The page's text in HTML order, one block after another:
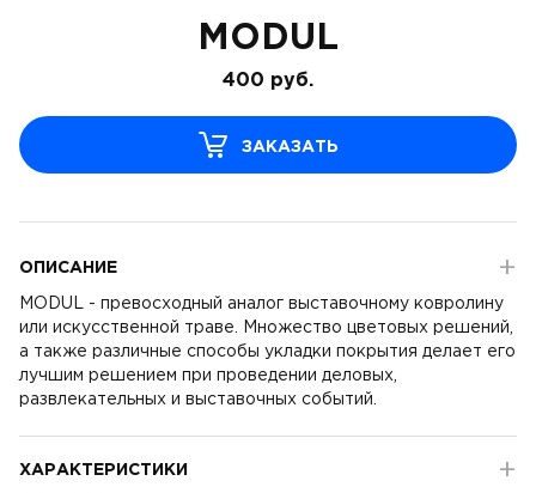
MODUL
400 руб.
ЗАКАЗАТЬ
ОПИСАНИЕ
MODUL - превосходный аналог выставочному ковролину
или искусственной траве. Множество цветовых решений,
а также различные способы укладки покрытия делает его
лучшим решением при проведении деловых,
развлекательных и выставочных событий.
ХАРАКТЕРИСТИКИ